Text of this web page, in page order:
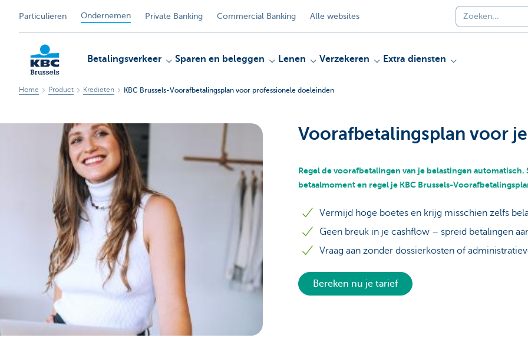
Particulieren Ondernemen Private Banking Commercial Banking Alle websites
KBC
Ondernemers
Betalingsverkeer Sparen en beleggen Lenen Verzekeren Extra diensten
Home Product Kredieten KBC Brussels-Voorafbetalingsplan voor professionele doeleinden
Voorafbetalingsplan voor
Regel de voorafbetalingen van je belastingen
betaalmoment en regel je KBC Brussels-
Vermijd hoge boetes en krijg misschien zelfs
Geen breuk in je cashflow – spreid betalingen
Vraag aan zonder dossierkosten of
Bereken nu je tarief